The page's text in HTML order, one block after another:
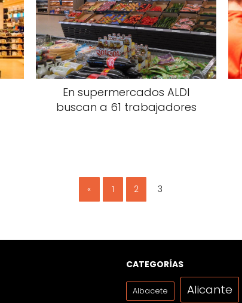
En supermercados ALDI
buscan a 61 trabajadores
« 1 2 3
CATEGORÍAS
Albacete Alicante